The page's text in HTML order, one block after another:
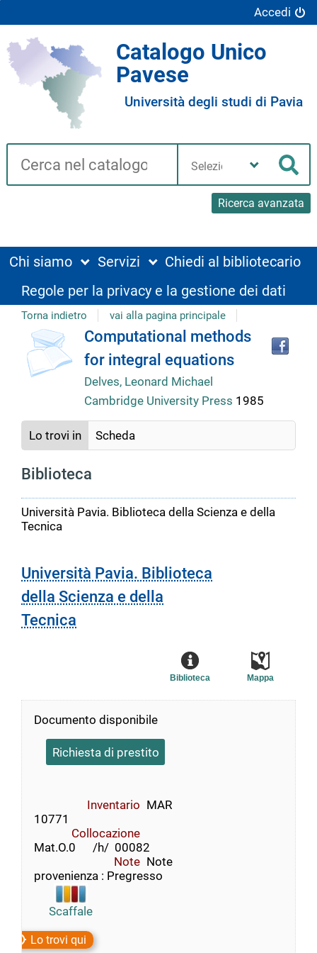
Accedi
Catalogo Unico
Pavese
Università degli studi di Pavia
Cerca su "Catalogo"
Ricerca avanzata
biblioteca
Chi siamo Servizi
Chiedi al bibliotecario
Regole per la privacy e la gestione dei dati
Torna indietro vai alla pagina principale
Dettaglio
del
documento
Computational methods
for integral equations
Delves, Leonard Michael
Cambridge University Press 1985
Lo trovi in Scheda
Biblioteca
Università Pavia. Biblioteca della Scienza e della
Tecnica
Università Pavia. Biblioteca
della Scienza e della
Tecnica
Mappa
Biblioteca
Documento disponibile
Richiesta di prestito
Inventario MAR
10771
Collocazione
Mat.O.0      /h/  00082
Note Note
provenienza : Pregresso
Scaffale
Lo trovi qui